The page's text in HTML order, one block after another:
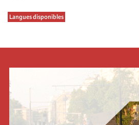
Langues disponibles